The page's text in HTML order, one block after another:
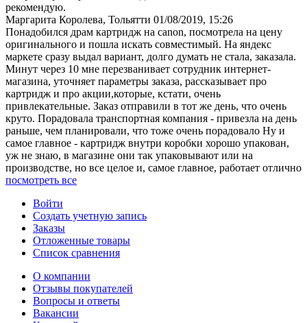
рекомендую.
Маргарита Королева, Тольятти 01/08/2019, 15:26
Понадобился драм картридж на canon, посмотрела на цену
оригинального и пошла искать совместимый. На яндекс
маркете сразу выдал вариант, долго думать не стала, заказала.
Минут через 10 мне перезванивает сотрудник интернет-
магазина, уточняет параметры заказа, рассказывает про
картридж и про акции,которые, кстати, очень
привлекательные. Заказ отправили в тот же день, что очень
круто. Порадовала транспортная компания - привезла на день
раньше, чем планировали, что тоже очень порадовало Ну и
самое главное - картридж внутри коробки хорошо упакован,
уж не знаю, в магазине они так упаковывают или на
производстве, но все целое и, самое главное, работает отлично
посмотреть все
Войти
Создать учетную запись
Заказы
Отложенные товары
Список сравнения
О компании
Отзывы покупателей
Вопросы и ответы
Вакансии